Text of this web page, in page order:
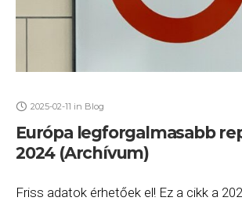
2025-02-11 in Blog
Európa legforgalmasabb
2024 (Archívum)
Friss adatok érhetőek el! Ez a cikk a